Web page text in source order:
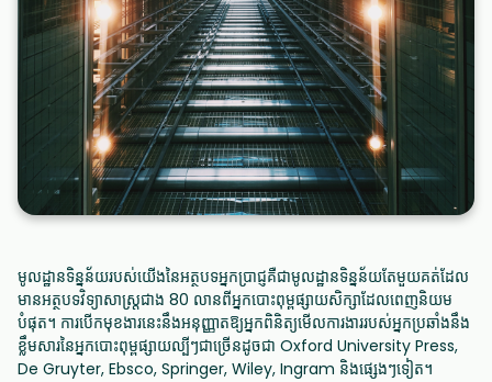
មូលដ្ឋានទិន្នន័យរបស់យើងនៃអត្ថបទអ្នកប្រាជ្ញគឺជាមូលដ្ឋានទិន្នន័យតែមួយគត់ដែល
មានអត្ថបទវិទ្យាសាស្ត្រជាង 80 លានពីអ្នកបោះពុម្ពផ្សាយសិក្សាដែលពេញនិយម
បំផុត។ ការបើកមុខងារនេះនឹងអនុញ្ញាតឱ្យអ្នកពិនិត្យមើលការងាររបស់អ្នកប្រឆាំងនឹង
ខ្លឹមសារនៃអ្នកបោះពុម្ពផ្សាយល្បីៗជាច្រើនដូចជា Oxford University Press,
De Gruyter, Ebsco, Springer, Wiley, Ingram និងផ្សេងៗទៀត។